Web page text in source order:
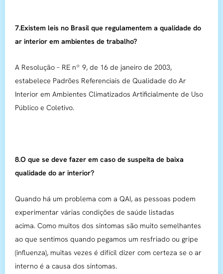
7.Existem leis no Brasil que regulamentem a qualidade do
ar interior em ambientes de trabalho?
A Resolução – RE nº 9, de 16 de janeiro de 2003,
estabelece Padrões Referenciais de Qualidade do Ar
Interior em Ambientes Climatizados Artificialmente de Uso
Público e Coletivo.
8.O que se deve fazer em caso de suspeita de baixa
qualidade do ar interior?
Quando há um problema com a QAI, as pessoas podem
experimentar várias condições de saúde listadas
acima. Como muitos dos sintomas são muito semelhantes
ao que sentimos quando pegamos um resfriado ou gripe
(influenza), muitas vezes é difícil dizer com certeza se o ar
interno é a causa dos sintomas.